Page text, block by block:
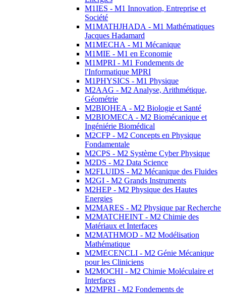
M1IES - M1 Innovation, Entreprise et
Société
M1MATHJHADA - M1 Mathématiques
Jacques Hadamard
M1MECHA - M1 Mécanique
M1MIE - M1 en Economie
M1MPRI - M1 Fondements de
l'Informatique MPRI
M1PHYSICS - M1 Physique
M2AAG - M2 Analyse, Arithmétique,
Géométrie
M2BIOHEA - M2 Biologie et Santé
M2BIOMECA - M2 Biomécanique et
Ingéniérie Biomédical
M2CFP - M2 Concepts en Physique
Fondamentale
M2CPS - M2 Système Cyber Physique
M2DS - M2 Data Science
M2FLUIDS - M2 Mécanique des Fluides
M2GI - M2 Grands Instruments
M2HEP - M2 Physique des Hautes
Energies
M2MARES - M2 Physique par Recherche
M2MATCHEINT - M2 Chimie des
Matériaux et Interfaces
M2MATHMOD - M2 Modélisation
Mathématique
M2MECENCLI - M2 Génie Mécanique
pour les Cliniciens
M2MOCHI - M2 Chimie Moléculaire et
Interfaces
M2MPRI - M2 Fondements de